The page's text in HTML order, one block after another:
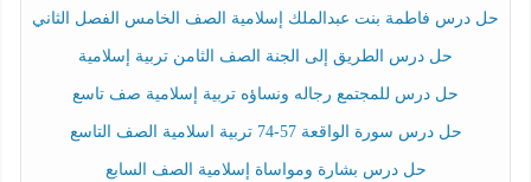
حل درس فاطمة بنت عبدالملك إسلامية الصف الخامس الفصل الثاني
حل درس الطريق إلى الجنة الصف الثامن تربية إسلامية
حل درس للمجتمع رجاله ونساؤه تربية إسلامية صف تاسع
حل درس سورة الواقعة 57-74 تربية اسلامية الصف التاسع
حل درس بشارة ومواساة إسلامية الصف السابع